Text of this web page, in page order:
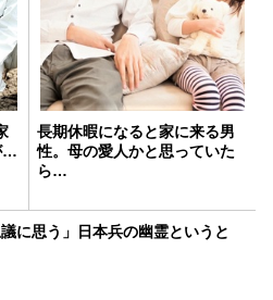
…
長期休暇になると家に来る男
性。母の愛人かと思っていた
ら…
議に思う」日本兵の幽霊というと